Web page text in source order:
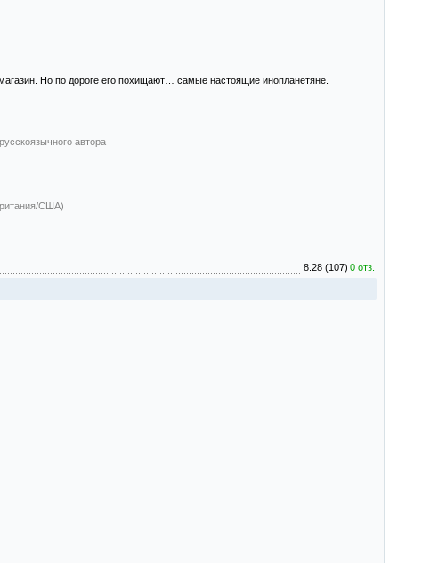
Но по дороге его похищают… самые настоящие инопланетяне.
автора
США)
8.28 (107) 0 отз.